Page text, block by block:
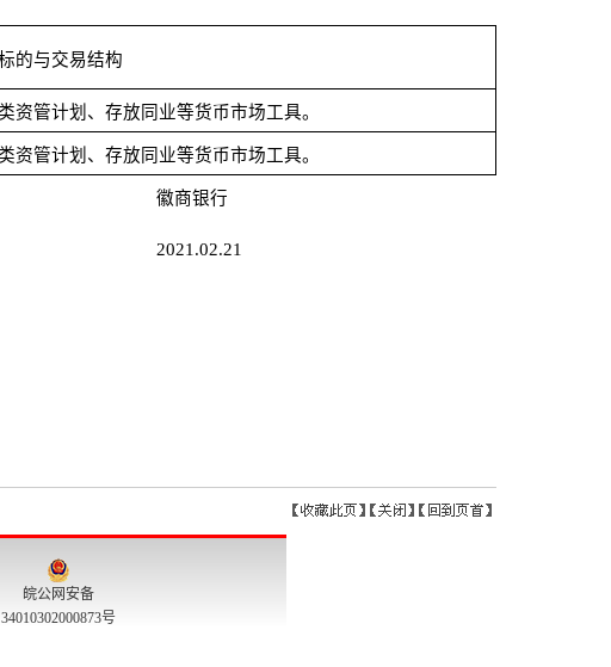
皖公网安备
34010302000873号